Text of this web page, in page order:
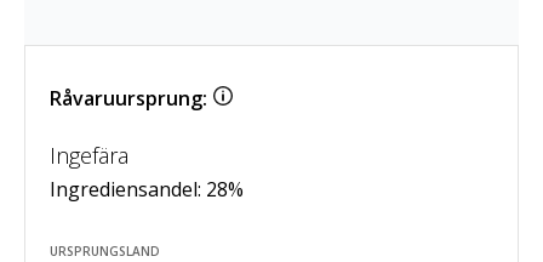
Råvaruursprung:
Ingefära
Ingrediensandel: 28%
URSPRUNGSLAND